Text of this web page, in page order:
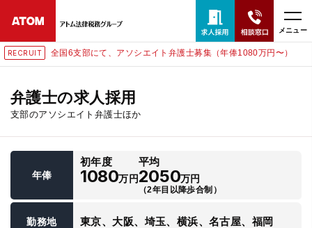
メニュー
RECRUIT 全国6支部にて、アソシエイト弁護士募集（年俸1080万円〜）
弁護士の求人採用
支部のアソシエイト弁護士ほか
年俸
初年度
1080万円
平均
2050万円
（2年目以降歩合制）
勤務地 東京、大阪、埼玉、横浜、名古屋、福岡
24時間365日全国対応
無料相談窓口はこちら